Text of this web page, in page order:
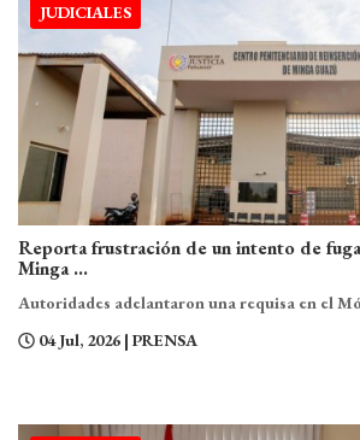
JUDICIALES
Reporta frustración de un intento de
Minga ...
Autoridades adelantaron una requisa en el
04 Jul, 2026 | PRENSA